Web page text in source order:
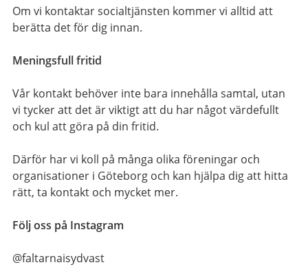
Om vi kontaktar socialtjänsten kommer vi alltid att
berätta det för dig innan.
Meningsfull fritid
Vår kontakt behöver inte bara innehålla samtal, utan
vi tycker att det är viktigt att du har något värdefullt
och kul att göra på din fritid.
Därför har vi koll på många olika föreningar och
organisationer i Göteborg och kan hjälpa dig att hitta
rätt, ta kontakt och mycket mer.
Följ oss på Instagram
@faltarnaisydvast